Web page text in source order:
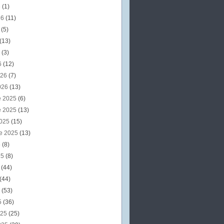
(1)
(11)
(5)
(3)
(12)
(7)
(13)
2025 (6)
2025 (13)
(15)
2025 (13)
(8)
(8)
(44)
(53)
(36)
(25)